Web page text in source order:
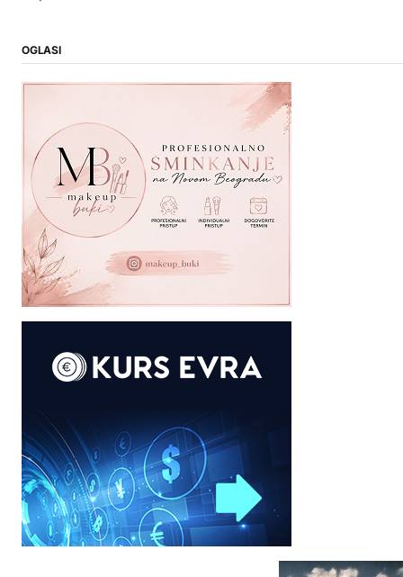
OGLASI